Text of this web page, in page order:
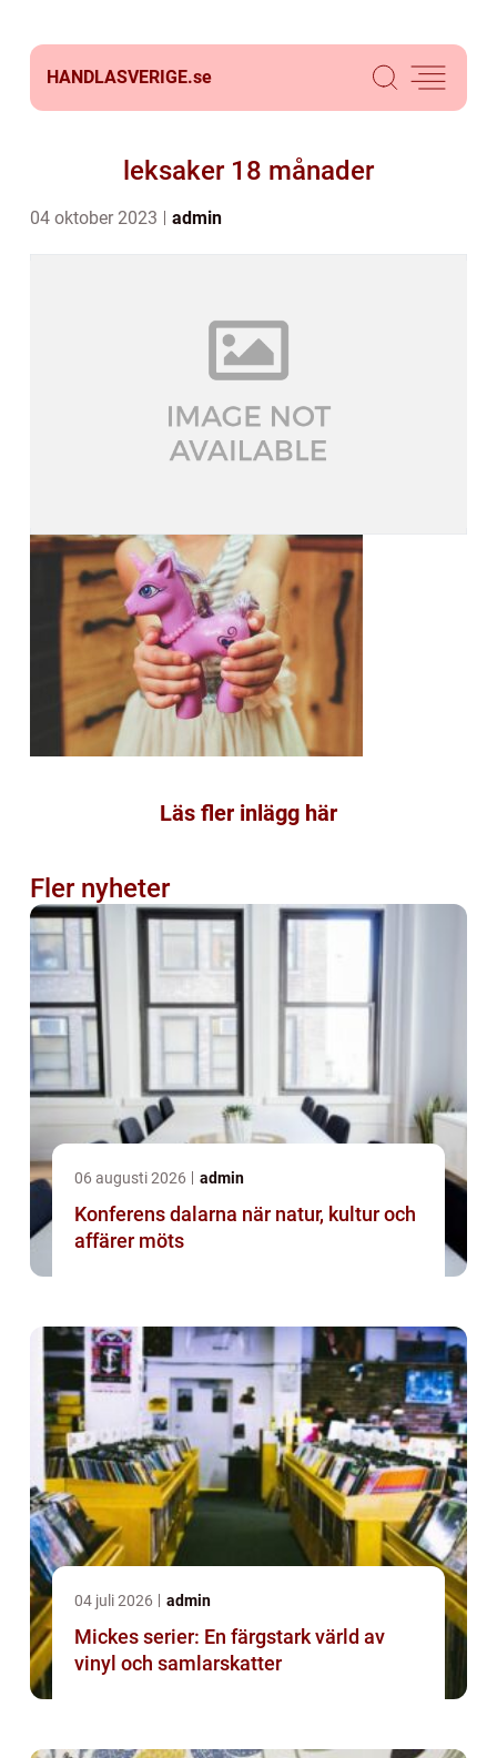
HANDLASVERIGE.se
leksaker 18 månader
04 oktober 2023 admin
Läs fler inlägg här
Fler nyheter
06 augusti 2026 admin
Konferens dalarna när natur, kultur och
affärer möts
04 juli 2026 admin
Mickes serier: En färgstark värld av
vinyl och samlarskatter